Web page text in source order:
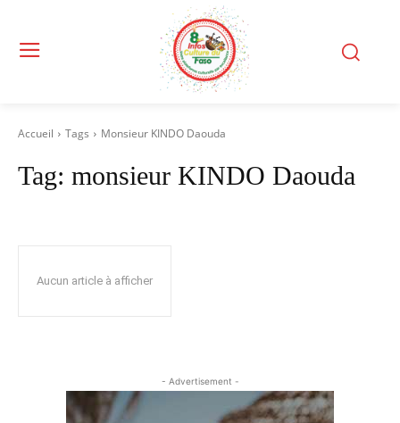
Accueil Tags Monsieur KINDO Daouda
Tag: monsieur KINDO Daouda
Aucun article à afficher
- Advertisement -